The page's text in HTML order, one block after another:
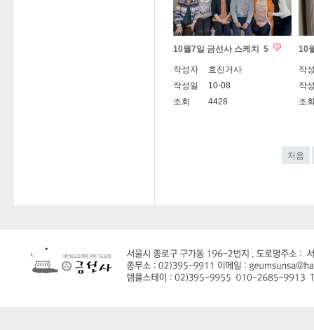
10월7일 금선사 스케치 5
작성자
효진거사
작성일
10-08
조회
4428
10
작
작
조
처음